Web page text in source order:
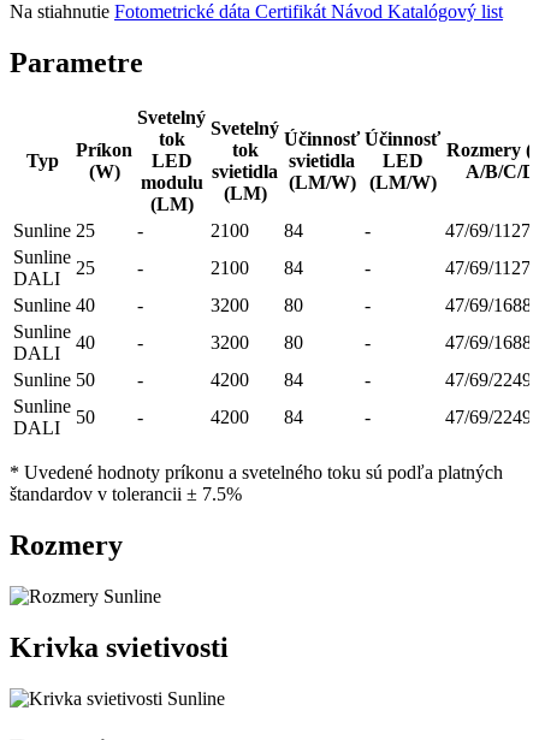
Na stiahnutie Fotometrické dáta Certifikát Návod Katalógový list
Parametre
Typ
Príkon
(W)
Svetelný
tok
LED
modulu
(LM)
Svetelný
tok
svietidla
(LM)
Účinnosť
svietidla
(LM/W)
Účinnosť
LED
(LM/W)
Rozmery
A/B/C/
Sunline 25 - 2100 84 -
47/69/
Sunline
DALI
25 - 2100 84 -
47/69/
Sunline 40 - 3200 80 -
47/69/
Sunline
DALI
40 - 3200 80 -
47/69/
Sunline 50 - 4200 84 -
47/69/
Sunline
DALI
50 - 4200 84 - 47/69/
* Uvedené hodnoty príkonu a svetelného toku sú podľa platných
štandardov v tolerancii ± 7.5%
Rozmery
Krivka svietivosti